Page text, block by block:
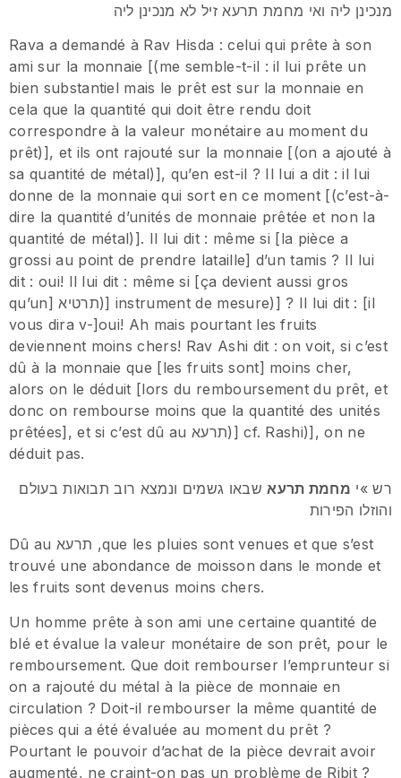
מנכינן ליה ואי מחמת תרעא זיל לא מנכינן ליה
Rava a demandé à Rav Hisda : celui qui prête à son
ami sur la monnaie [(me semble-t-il : il lui prête un
bien substantiel mais le prêt est sur la monnaie en
cela que la quantité qui doit être rendu doit
correspondre à la valeur monétaire au moment du
prêt)], et ils ont rajouté sur la monnaie [(on a ajouté à
sa quantité de métal)], qu’en est-il ? Il lui a dit : il lui
donne de la monnaie qui sort en ce moment [(c’est-à-
dire la quantité d’unités de monnaie prêtée et non la
quantité de métal)]. Il lui dit : même si [la pièce a
grossi au point de prendre lataille] d’un tamis ? Il lui
dit : oui! Il lui dit : même si [ça devient aussi gros
qu’un] תרטיא)] instrument de mesure)] ? Il lui dit : [il
vous dira v-]oui! Ah mais pourtant les fruits
deviennent moins chers! Rav Ashi dit : on voit, si c’est
dû à la monnaie que [les fruits sont] moins cher,
alors on le déduit [lors du remboursement du prêt, et
donc on rembourse moins que la quantité des unités
prêtées], et si c’est dû au תרעא)] cf. Rashi)], on ne
déduit pas.
רש »י מחמת תרעאשבאו גשמים ונמצא רוב תבואות בעולם
והוזלו הפירות
Dû au תרעא ,que les pluies sont venues et que s’est
trouvé une abondance de moisson dans le monde et
les fruits sont devenus moins chers.
Un homme prête à son ami une certaine quantité de
blé et évalue la valeur monétaire de son prêt, pour le
remboursement. Que doit rembourser l’emprunteur si
on a rajouté du métal à la pièce de monnaie en
circulation ? Doit-il rembourser la même quantité de
pièces qui a été évaluée au moment du prêt ?
Pourtant le pouvoir d’achat de la pièce devrait avoir
augmenté, ne craint-on pas un problème de Ribit ?